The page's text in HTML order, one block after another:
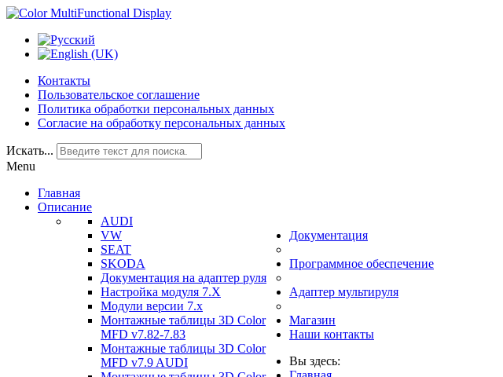
Контакты
Пользовательское соглашение
Политика обработки персональных данных
Согласие на обработку персональных данных
Искать...
Menu
Главная
Описание
AUDI
VW
SEAT
SKODA
Документация
Документация на адаптер руля
Настройка модуля 7.Х
Модули версии 7.х
Монтажные таблицы 3D Color
MFD v7.82-7.83
Монтажные таблицы 3D Color
MFD v7.9 AUDI
Программное обеспечение
Адаптер мультируля
Магазин
Наши контакты
Вы здесь: